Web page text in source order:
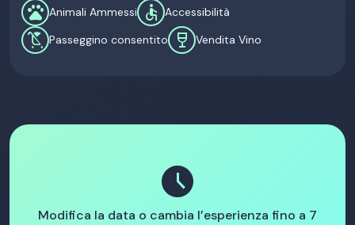
pets Animali Ammessi accessible Accessibilità
child_friendly Passeggino consentito wine_bar Vendita Vino
schedule
Modifica la data o cambia l’esperienza fino a 7